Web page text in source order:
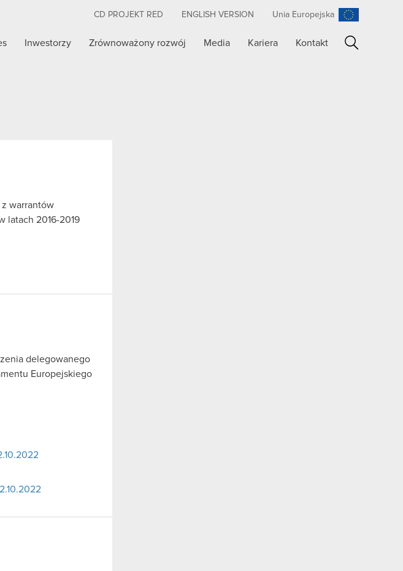
CD PROJEKT RED ENGLISH VERSION Unia Europejska
Inwestorzy Zrównoważony rozwój Media Kariera Kontakt
warrantów
latach 2016-2019
delegowanego
Europejskiego